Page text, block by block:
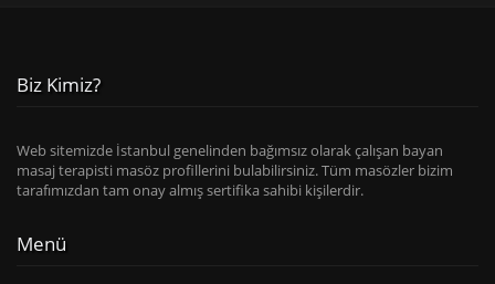
Biz Kimiz?
Web sitemizde İstanbul genelinden bağımsız olarak çalışan bayan
masaj terapisti masöz profillerini bulabilirsiniz. Tüm masözler bizim
tarafımızdan tam onay almış sertifika sahibi kişilerdir.
Menü